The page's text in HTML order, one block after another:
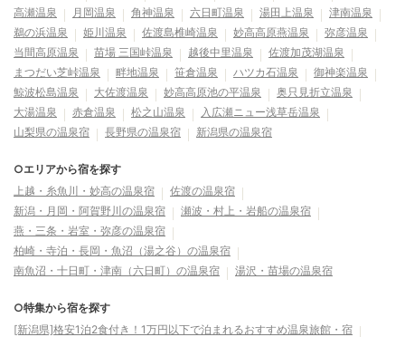
高瀬温泉
月岡温泉 角神温泉 六日町温泉 湯田上温泉
津南温泉
鵜の浜温泉
姫川温泉 佐渡島椎崎温泉 妙高高原燕温泉
弥彦温泉
当間高原温泉
苗場 三国峠温泉 越後中里温泉
佐渡加茂湖温泉
まつだい芝峠温泉
畔地温泉 笹倉温泉 ハツカ石温泉
御神楽温泉
鯨波松島温泉
大佐渡温泉 妙高高原池の平温泉
奥只見折立温泉
大湯温泉
赤倉温泉 松之山温泉
入広瀬ニュー浅草岳温泉
山梨県の温泉宿
長野県の温泉宿 新潟県の温泉宿
○エリアから宿を探す
上越・糸魚川・妙高の温泉宿
佐渡の温泉宿
新潟・月岡・阿賀野川の温泉宿
瀬波・村上・岩船の温泉宿
燕・三条・岩室・弥彦の温泉宿
柏崎・寺泊・長岡・魚沼（湯之谷）の温泉宿
南魚沼・十日町・津南（六日町）の温泉宿
湯沢・苗場の温泉宿
○特集から宿を探す
[新潟県]格安1泊2食付き！1万円以下で泊まれるおすすめ温泉旅館・宿